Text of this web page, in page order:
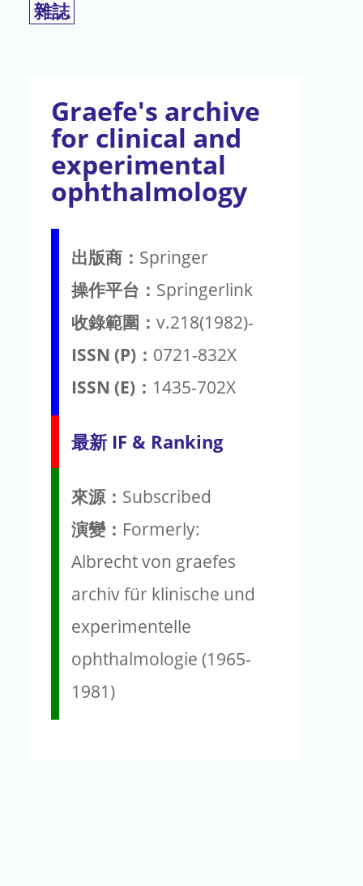
雜誌
Graefe's archive
for clinical and
experimental
ophthalmology
出版商： Springer
操作平台： Springerlink
收錄範圍： v.218(1982)-
ISSN (P)： 0721-832X
ISSN (E)： 1435-702X
最新 IF & Ranking
來源： Subscribed
演變： Formerly:
Albrecht von graefes
archiv für klinische und
experimentelle
ophthalmologie (1965-
1981)